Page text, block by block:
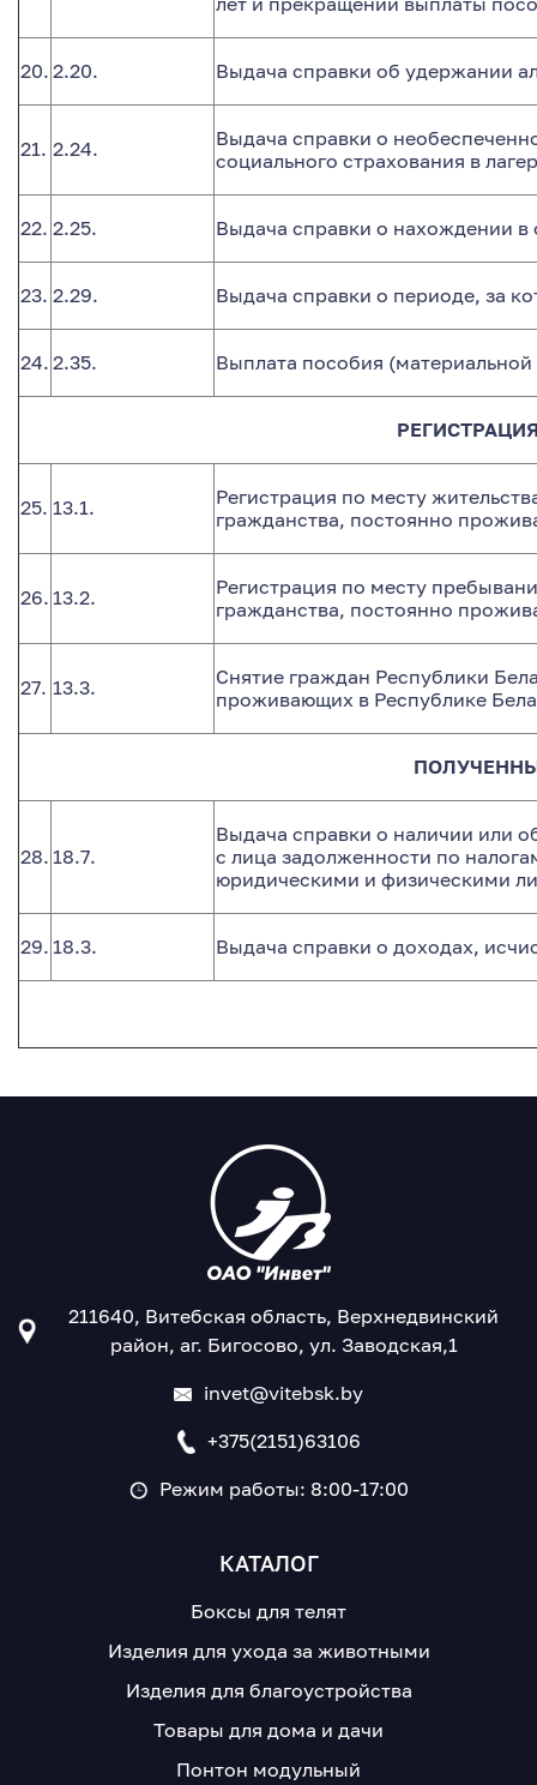
20. 2.20. Выдача справки об удержании
21. 2.24.
Выдача справки о
социального страхования в
22. 2.25. Выдача справки о нахождении в
23. 2.29. Выдача справки о периоде, за
24. 2.35. Выплата пособия
25. 13.1.
Регистрация по месту
гражданства, постоянно
26. 13.2.
Регистрация по месту
гражданства, постоянно
27. 13.3.
Снятие граждан Республики
проживающих в Республике
28. 18.7.
Выдача справки о наличии или
с лица задолженности по
юридическими и физическими
29. 18.3. Выдача справки о доходах,
211640, Витебская область, Верхнедвинский
район, аг. Бигосово, ул. Заводская,1
invet@vitebsk.by
+375(2151)63106
Режим работы: 8:00-17:00
КАТАЛОГ
Боксы для телят
Изделия для ухода за животными
Изделия для благоустройства
Товары для дома и дачи
Понтон модульный